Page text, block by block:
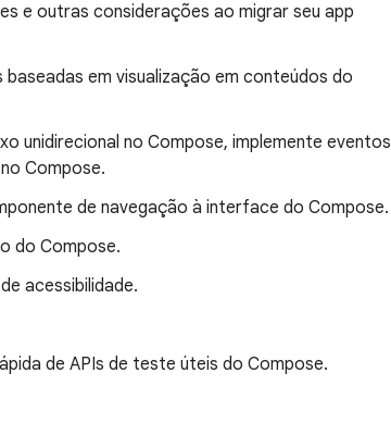
e outras considerações ao migrar seu app
em visualização em conteúdos do
unidirecional no Compose, implemente eventos
no Compose.
de navegação à interface do Compose.
do Compose.
acessibilidade.
de APIs de teste úteis do Compose.